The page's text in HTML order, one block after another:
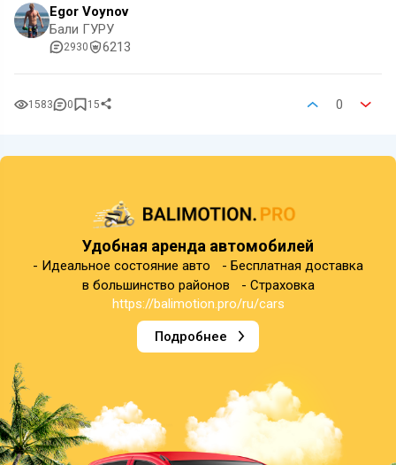
Egor Voynov
Бали ГУРУ
2930 6213
1583 0 15 0
Удобная аренда автомобилей
- Идеальное состояние авто - Бесплатная доставка
в большинство районов - Страховка
https://balimotion.pro/ru/cars
Подробнее